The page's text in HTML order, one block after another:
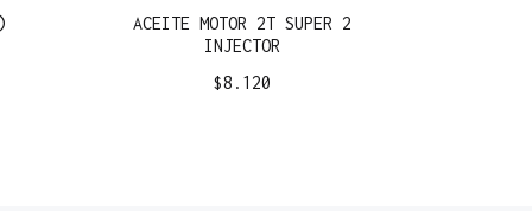
ACEITE MOTOR 2T SUPER 2
INJECTOR
$8.120